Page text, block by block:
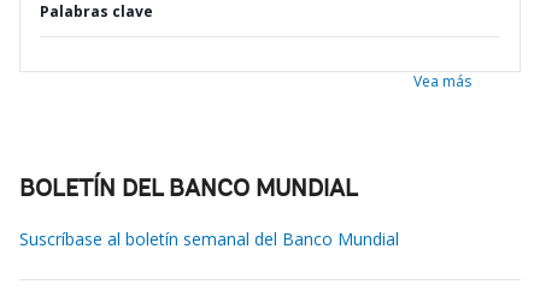
Palabras clave
Vea más
BOLETÍN DEL BANCO MUNDIAL
Suscríbase al boletín semanal del Banco Mundial